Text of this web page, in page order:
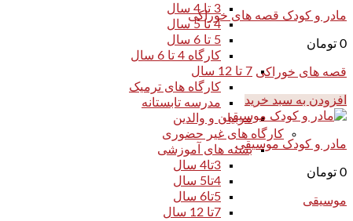
3 تا 4 سال
4 تا 5 سال
5 تا 6 سال
کارگاه 4 تا 6 سال
7 تا 12 سال
کارگاه های ترمیک
مدرسه تابستانه
مربیان و والدین
کارگاه های غیر حضوری
بسته های آموزشی
3تا4 سال
4تا5 سال
5تا6 سال
7تا 12 سال
مادر و کودک قصه های خوراکی
0 تومان
قصه های خوراکی
افزودن به سبد خرید
مادر و کودک موسیقی
0 تومان
موسیقی